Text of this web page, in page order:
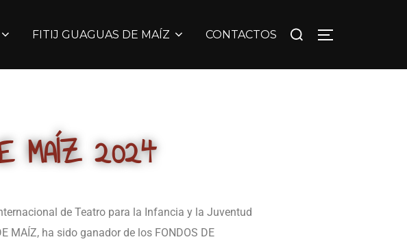
FITIJ GUAGUAS DE MAÍZ CONTACTOS
MAÍZ 2024
de Teatro para la Infancia y la Juventud
MAÍZ, ha sido ganador de los FONDOS DE